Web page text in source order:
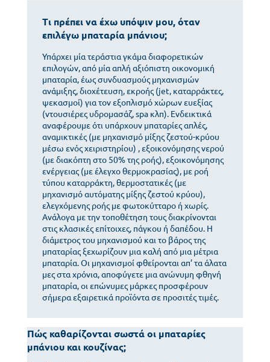
Τι πρέπει να έχω υπόψιν μου, όταν
επιλέγω μπαταρία μπάνιου;
Υπάρχει μία τεράστια γκάμα διαφορετικών
επιλογών, από μία απλή αξιόπιστη οικονομική
μπαταρία, έως συνδυασμούς μηχανισμών
ανάμιξης, διοχέτευση, εκροής (jet, καταρράκτες,
ψεκασμοί) για τον εξοπλισμό χώρων ευεξίας
(ντουσιέρες υδρομασάζ, spa κλπ). Ενδεικτικά
αναφέρουμε ότι υπάρχουν μπαταρίες απλές,
αναμικτικές (με μηχανισμό μίξης ζεστού-κρύου
μέσω ενός χειριστηρίου) , εξοικονόμησης νερού
(με διακόπτη στο 50% της ροής), εξοικονόμησης
ενέργειας (με έλεγχο θερμοκρασίας), με ροή
τύπου καταρράκτη, θερμοστατικές (με
μηχανισμό αυτόματης μίξης ζεστού κρύου),
ελεγχόμενης ροής με φωτοκύτταρο ή χωρίς.
Ανάλογα με την τοποθέτηση τους διακρίνονται
στις κλασικές επίτοιχες, πάγκου ή δαπέδου. Η
διάμετρος του μηχανισμού και το βάρος της
μπαταρίας ξεχωρίζουν μια καλή από μια μέτρια
μπαταρία. Οι μηχανισμοί φθείρονται απ’ τα άλατα
μες στα χρόνια, αποφύγετε μια ανώνυμη φθηνή
μπαταρία, οι επώνυμες μάρκες προσφέρουν
σήμερα εξαιρετικά προϊόντα σε προσιτές τιμές.
Πώς καθαρίζονται σωστά οι μπαταρίες
μπάνιου και κουζίνας;